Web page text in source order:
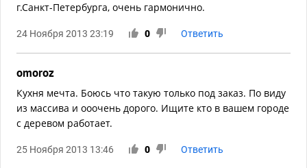
г.Санкт-Петербурга, очень гармонично.
24 Ноября 2013 23:19 0 Ответить
omoroz
Кухня мечта. Боюсь что такую только под заказ. По виду
из массива и ооочень дорого. Ищите кто в вашем городе
с деревом работает.
25 Ноября 2013 13:46 0 Ответить